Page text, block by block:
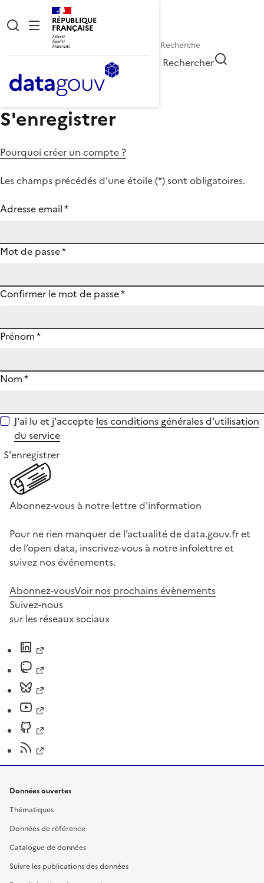
RÉPUBLIQUE
FRANÇAISE
Rechercher
S'enregistrer
Pourquoi créer un compte ?
Les champs précédés d'une étoile (*) sont obligatoires.
Adresse email*
Mot de passe*
Confirmer le mot de passe*
Prénom*
Nom*
J'ai lu et j'accepte les conditions générales d'utilisation
du service
S'enregistrer
Abonnez-vous à notre lettre d'information
Pour ne rien manquer de l’actualité de data.gouv.fr et
de l’open data, inscrivez-vous à notre infolettre et
suivez nos événements.
Abonnez-vousVoir nos prochains évènements
Suivez-nous
sur les réseaux sociaux
Données ouvertes
Thématiques
Données de référence
Catalogue de données
Suivre les publications des données